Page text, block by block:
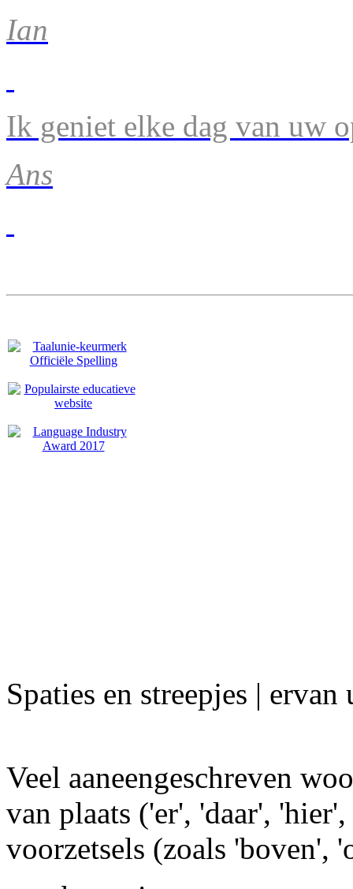
Ian
Ik geniet elke dag van uw
Ans
Spaties en streepjes | ervan
Veel aaneengeschreven
van plaats ('er', 'daar',
voorzetsels (zoals 'boven',